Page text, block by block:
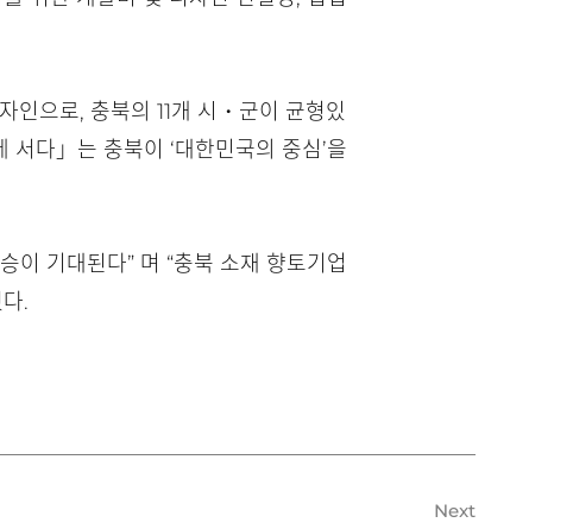
인으로, 충북의 11개 시・군이 균형있
다」는 충북이 ‘대한민국의 중심’을
이 기대된다” 며 “충북 소재 향토기업
.
Next